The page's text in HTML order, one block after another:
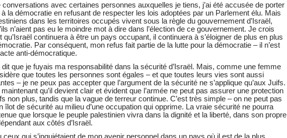
conversations avec certaines personnes auxquelles je tiens, j’ai été accusée de porter
à la démocratie en refusant de respecter les lois adoptées par un Parlement élu. Mais
dans les territoires occupés vivent sous la règle du gouvernement d’Israël,
n’aient pas eu le moindre mot à dire dans l’élection de ce gouvernement. Je crois
qu’Israël continuera à être un pays occupant, il continuera à s’éloigner de plus en plus
Par conséquent, mon refus fait partie de la lutte pour la démocratie – il n’est
anti-démocratique.
dit que je fuyais ma responsabilité dans la sécurité d’Israël. Mais, comme une femme
que toutes les personnes sont égales – et que toutes leurs vies sont aussi
– je ne peux pas accepter que l’argument de la sécurité ne s’applique qu’aux Juifs.
qu’il devient clair et évident que l’armée ne peut pas assurer une protection
non plus, tandis que la vague de terreur continue. C’est très simple – on ne peut pas
îlot de sécurité au milieu d’une occupation qui opprime. La vraie sécurité ne pourra
que lorsque le peuple palestinien vivra dans la dignité et la liberté, dans son propre
aux côtés d’Israël.
ceux qui s’inquiétaient de mon avenir personnel dans un pays où il est de la plus